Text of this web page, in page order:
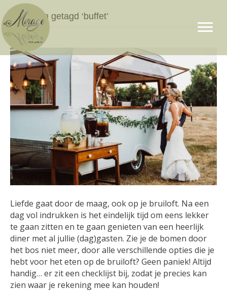
Berichten getagd ‘buffet’
Liefde gaat door de maag, ook op je bruiloft. Na een
dag vol indrukken is het eindelijk tijd om eens lekker
te gaan zitten en te gaan genieten van een heerlijk
diner met al jullie (dag)gasten. Zie je de bomen door
het bos niet meer, door alle verschillende opties die je
hebt voor het eten op de bruiloft? Geen paniek! Altijd
handig… er zit een checklijst bij, zodat je precies kan
zien waar je rekening mee kan houden!